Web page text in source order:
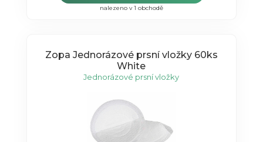
nalezeno v 1 obchodě
Zopa Jednorázové prsní vložky 60ks
White
Jednorázové prsní vložky